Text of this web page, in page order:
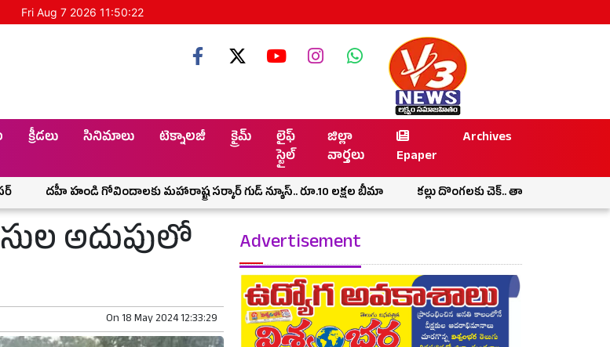
Fri Aug 7 2026 11:50:23
క్రీడలు సినిమాలు టెక్నాలజీ క్రైమ్
లైఫ్
స్టైల్
జిల్లా
వార్తలు
Epaper
Archives
గోవిందాలకు మహారాష్ట్ర సర్కార్ గుడ్ న్యూస్.. రూ.10 లక్షల బీమా కల్లు దొంగలకు చెక్.. తాటిచెట్టుకే సీసీ కెమెరా ఏర్పాటు
అదుపులో
On18 May 2024 12:33:29
Advertisement